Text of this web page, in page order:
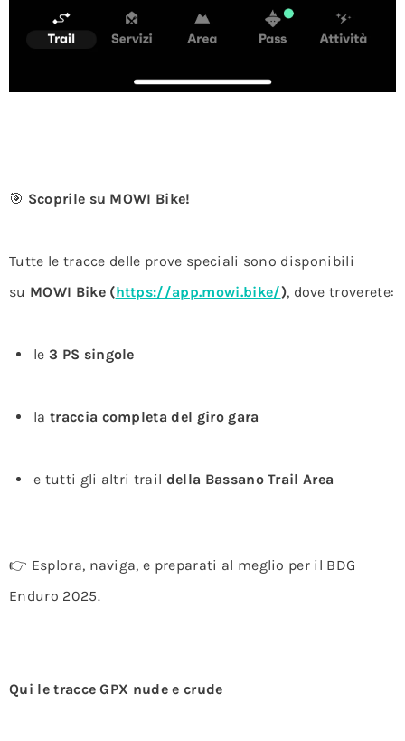
🎯 Scoprile su MOWI Bike!
Tutte le tracce delle prove speciali sono disponibili
su MOWI Bike (https://app.mowi.bike/), dove troverete:
le 3 PS singole
la traccia completa del giro gara
e tutti gli altri trail della Bassano Trail Area
👉 Esplora, naviga, e preparati al meglio per il BDG
Enduro 2025.
Qui le tracce GPX nude e crude